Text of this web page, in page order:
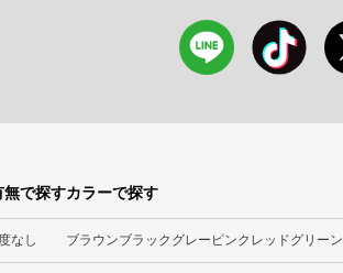
無で探す
度なし
カラーで探す
ブラウンブラック グレー ピンク レッドグリーン